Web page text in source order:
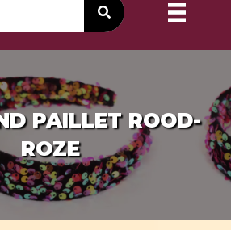
PAILLET ROOD-
ROZE